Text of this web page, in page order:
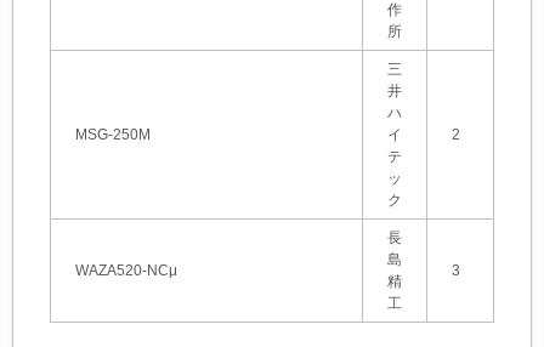
作
所
MSG-250M
三
井
ハ
イ
テ
ッ
ク
2
WAZA520-NCμ
長
島
精
工
3